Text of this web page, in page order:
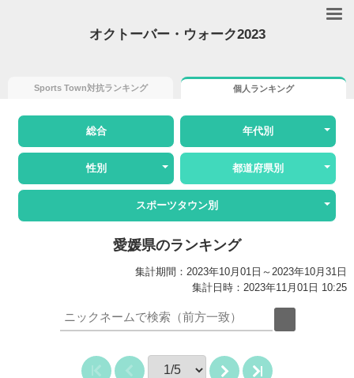
オクトーバー・ウォーク2023
Sports Town対抗ランキング 個人ランキング
総合 年代別
性別 都道府県別
スポーツタウン別
愛媛県のランキング
集計期間：2023年10月01日～2023年10月31日
集計日時：2023年11月01日 10:25